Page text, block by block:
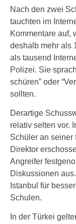
Nach den zwei
tauchten im
Kommentare auf,
deshalb mehr als
als tausend
Polizei. Sie
schüren” oder
sollten.
Derartige
relativ selten vor.
Schüler an seiner
Direktor
Angreifer
Diskussionen
Istanbul für
Schulen.
In der Türkei